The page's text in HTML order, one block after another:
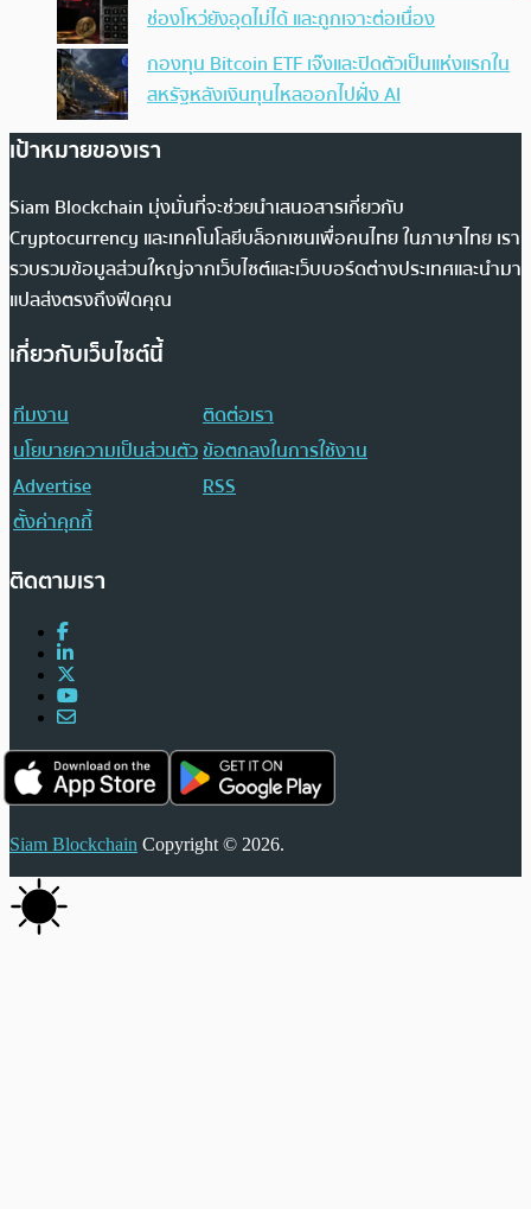
ช่องโหว่ยังอุดไม่ได้ และถูกเจาะต่อเนื่อง
กองทุน Bitcoin ETF เจ๊งและปิดตัวเป็นแห่งแรกใน
สหรัฐหลังเงินทุนไหลออกไปฝั่ง AI
เป้าหมายของเรา
Siam Blockchain มุ่งมั่นที่จะช่วยนำเสนอสารเกี่ยวกับ
Cryptocurrency และเทคโนโลยีบล็อกเชนเพื่อคนไทย ในภาษาไทย เรา
รวบรวมข้อมูลส่วนใหญ่จากเว็บไซต์และเว็บบอร์ดต่างประเทศและนำมา
แปลส่งตรงถึงฟีดคุณ
เกี่ยวกับเว็บไซต์นี้
ทีมงาน
ติดต่อเรา
นโยบายความเป็นส่วนตัวข้อตกลงในการใช้งาน
Advertise
RSS
ตั้งค่าคุกกี้
ติดตามเรา
Siam Blockchain Copyright © 2026.